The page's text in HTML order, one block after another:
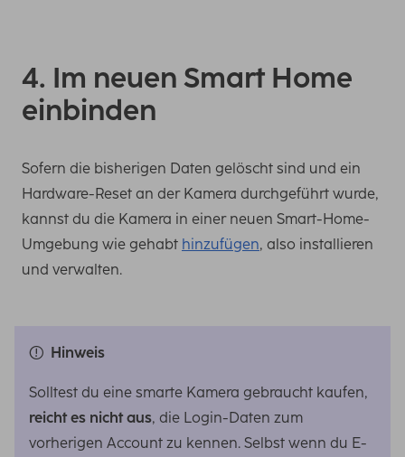
4. Im neuen Smart Home
einbinden
Sofern die bisherigen Daten gelöscht sind und ein
Hardware-Reset an der Kamera durchgeführt wurde,
kannst du die Kamera in einer neuen Smart-Home-
Umgebung wie gehabt hinzufügen, also installieren
und verwalten.
Hinweis
Solltest du eine smarte Kamera gebraucht kaufen,
reicht es nicht aus, die Login-Daten zum
vorherigen Account zu kennen. Selbst wenn du E-